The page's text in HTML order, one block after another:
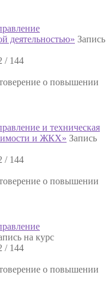
деятельностью» Запись
/ 144
о повышении
и техническая
и ЖКХ» Запись
/ 144
о повышении
на курс
/ 144
о повышении